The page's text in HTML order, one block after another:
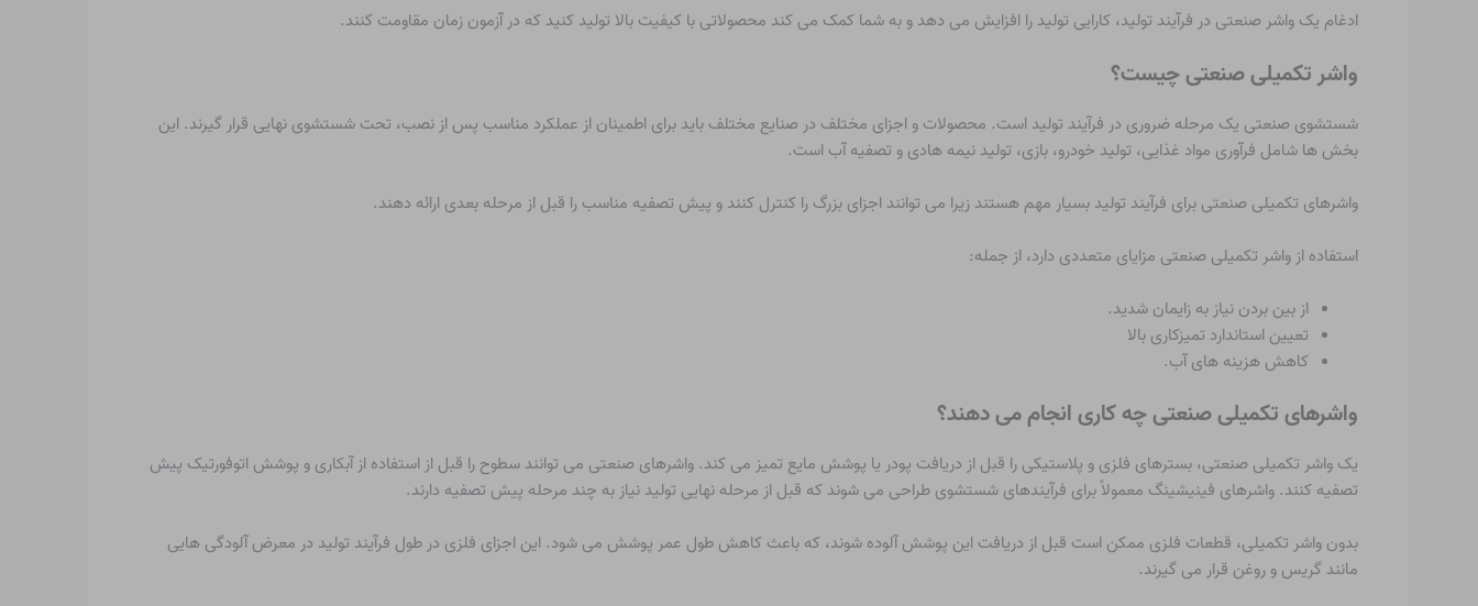
ادغام یک واشر صنعتی در فرآیند تولید، کارایی تولید را افزایش می دهد و به شما کمک می کند محصولاتی با کیفیت بالا تولید کنید که در آزمون زمان مقاومت کنند.
واشر تکمیلی صنعتی چیست؟
شستشوی صنعتی یک مرحله ضروری در فرآیند تولید است. محصولات و اجزای مختلف در صنایع مختلف باید برای اطمینان از عملکرد مناسب پس از نصب، تحت شستشوی نهایی قرار گیرند. این
بخش ها شامل فرآوری مواد غذایی، تولید خودرو، بازی، تولید نیمه هادی و تصفیه آب است.
واشرهای تکمیلی صنعتی برای فرآیند تولید بسیار مهم هستند زیرا می توانند اجزای بزرگ را کنترل کنند و پیش تصفیه مناسب را قبل از مرحله بعدی ارائه دهند.
استفاده از واشر تکمیلی صنعتی مزایای متعددی دارد، از جمله:
از بین بردن نیاز به زایمان شدید.
تعیین استاندارد تمیزکاری بالا
کاهش هزینه های آب.
واشرهای تکمیلی صنعتی چه کاری انجام می دهند؟
یک واشر تکمیلی صنعتی، بسترهای فلزی و پلاستیکی را قبل از دریافت پودر یا پوشش مایع تمیز می کند. واشرهای صنعتی می توانند سطوح را قبل از استفاده از آبکاری و پوشش اتوفورتیک پیش
تصفیه کنند. واشرهای فینیشینگ معمولاً برای فرآیندهای شستشوی طراحی می شوند که قبل از مرحله نهایی تولید نیاز به چند مرحله پیش تصفیه دارند.
بدون واشر تکمیلی، قطعات فلزی ممکن است قبل از دریافت این پوشش آلوده شوند، که باعث کاهش طول عمر پوشش می شود. این اجزای فلزی در طول فرآیند تولید در معرض آلودگی هایی
مانند گریس و روغن قرار می گیرند.